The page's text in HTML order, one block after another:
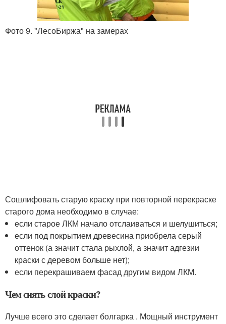
Фото 9. "ЛесоБиржа" на замерах
Сошлифовать старую краску при повторной перекраске
старого дома необходимо в случае:
если старое ЛКМ начало отслаиваться и шелушиться;
если под покрытием древесина приобрела серый
оттенок (а значит стала рыхлой, а значит адгезии
краски с деревом больше нет);
если перекрашиваем фасад другим видом ЛКМ.
Чем снять слой краски?
Лучше всего это сделает болгарка . Мощный инструмент